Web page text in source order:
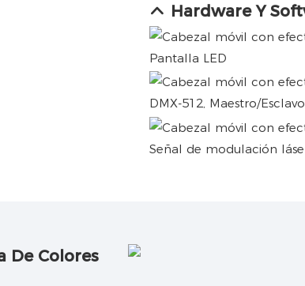
Hardware Y
Pantalla LED
DMX-512, Maestro/
Señal de modulación